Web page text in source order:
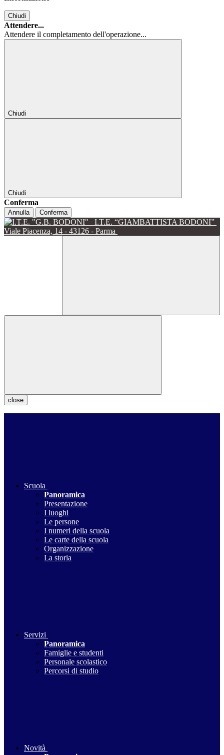
Chiudi
Attendere...
Attendere il completamento dell'operazione...
Chiudi
Chiudi
Conferma
Annulla Conferma
I.T.E. “GIAMBATTISTA BODONI”
Viale Piacenza, 14 - 43126 - Parma
close
Scuola
Panoramica
Presentazione
I luoghi
Le persone
I numeri della scuola
Le carte della scuola
Organizzazione
La storia
Servizi
Panoramica
Famiglie e studenti
Personale scolastico
Percorsi di studio
Novità